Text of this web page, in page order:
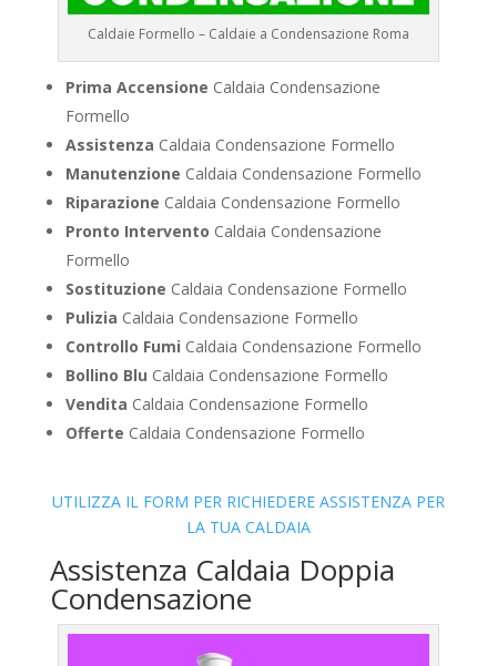
Caldaie Formello – Caldaie a Condensazione Roma
Prima Accensione Caldaia Condensazione
Formello
Assistenza Caldaia Condensazione Formello
Manutenzione Caldaia Condensazione Formello
Riparazione Caldaia Condensazione Formello
Pronto Intervento Caldaia Condensazione
Formello
Sostituzione Caldaia Condensazione Formello
Pulizia Caldaia Condensazione Formello
Controllo Fumi Caldaia Condensazione Formello
Bollino Blu Caldaia Condensazione Formello
Vendita Caldaia Condensazione Formello
Offerte Caldaia Condensazione Formello
UTILIZZA IL FORM PER RICHIEDERE ASSISTENZA PER
LA TUA CALDAIA
Assistenza Caldaia Doppia
Condensazione